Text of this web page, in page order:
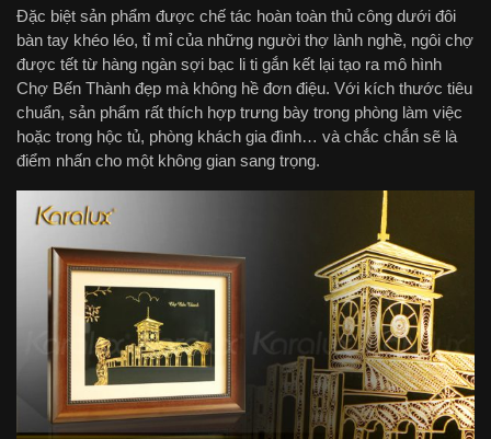
Đặc biệt sản phẩm được chế tác hoàn toàn thủ công dưới đôi
bàn tay khéo léo, tỉ mỉ của những người thợ lành nghề, ngôi chợ
được tết từ hàng ngàn sợi bạc li ti gắn kết lại tạo ra mô hình
Chợ Bến Thành đẹp mà không hề đơn điệu. Với kích thước tiêu
chuẩn, sản phẩm rất thích hợp trưng bày trong phòng làm việc
hoặc trong hộc tủ, phòng khách gia đình… và chắc chắn sẽ là
điểm nhấn cho một không gian sang trọng.